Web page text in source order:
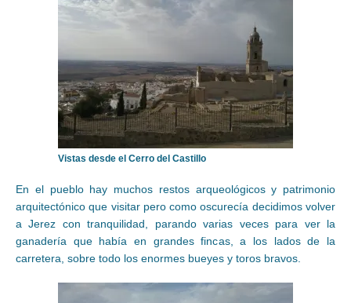
Vistas desde el Cerro del Castillo
En el pueblo hay muchos restos arqueológicos y patrimonio
arquitectónico que visitar pero como oscurecía decidimos volver
a Jerez con tranquilidad, parando varias veces para ver la
ganadería que había en grandes fincas, a los lados de la
carretera, sobre todo los enormes bueyes y toros bravos.